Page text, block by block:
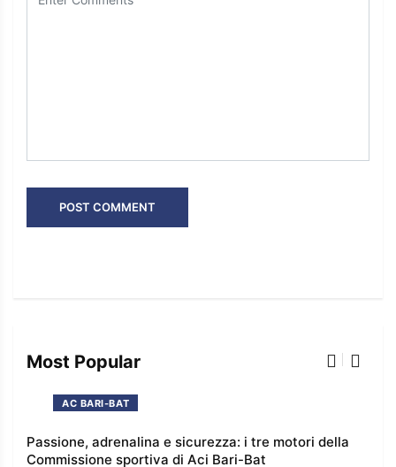
Most Popular
AC BARI-BAT
Passione, adrenalina e sicurezza: i tre motori della
Commissione sportiva di Aci Bari-Bat